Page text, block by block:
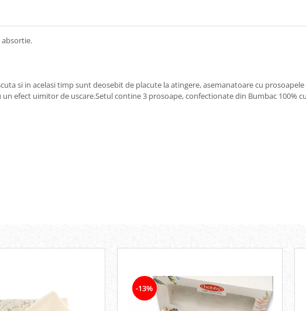
absortie.
si in acelasi timp sunt deosebit de placute la atingere, asemanatoare cu
efect uimitor de uscare.Setul contine 3 prosoape, confectionate din Bumbac 100%
-13%